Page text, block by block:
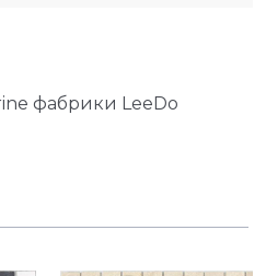
фабрики LeeDo